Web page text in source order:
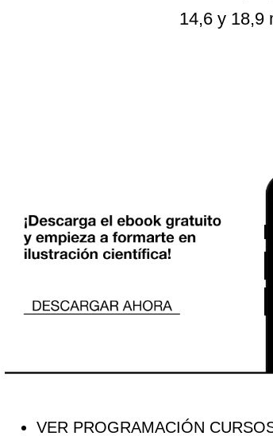
14,6 y 18,9
VER PROGRAMACIÓN